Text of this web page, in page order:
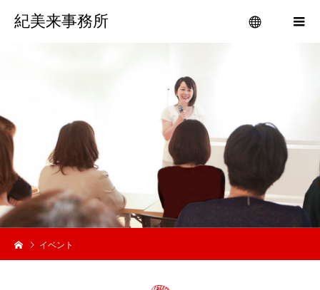
紀美来事務所
イベント